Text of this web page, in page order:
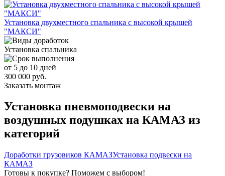
Установка двухместного спальника с высокой крышей
"МАКСИ"
Установка спальника
от 5 до 10 дней
300 000 руб.
Заказать монтаж
Установка пневмоподвески на
воздушных подушках на КАМАЗ из
категорий
Доработки грузовиков КАМАЗУстановка подвески на
КАМАЗ
Готовы к покупке? Поможем с выбором!